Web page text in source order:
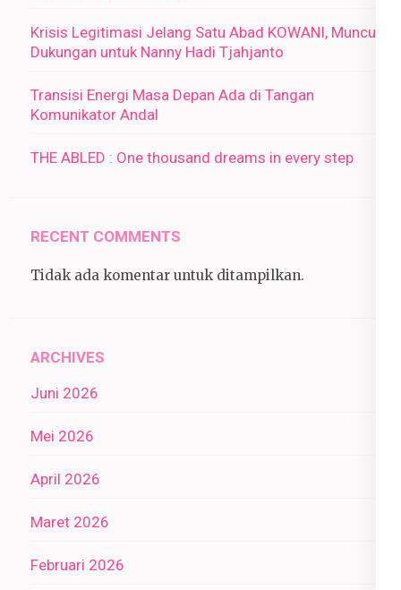
Krisis Legitimasi Jelang Satu Abad KOWANI, Muncul
Dukungan untuk Nanny Hadi Tjahjanto
Transisi Energi Masa Depan Ada di Tangan
Komunikator Andal
THE ABLED : One thousand dreams in every step
RECENT COMMENTS
Tidak ada komentar untuk ditampilkan.
ARCHIVES
Juni 2026
Mei 2026
April 2026
Maret 2026
Februari 2026